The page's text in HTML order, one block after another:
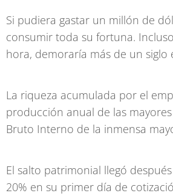
Si pudiera gastar un millón de
consumir toda su fortuna.
hora, demoraría más de un siglo
La riqueza acumulada por el
producción anual de las
Bruto Interno de la inmensa
El salto patrimonial llegó
20% en su primer día de